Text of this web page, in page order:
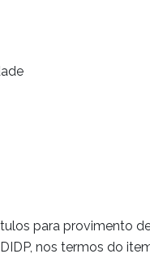
para provimento
nos termos do